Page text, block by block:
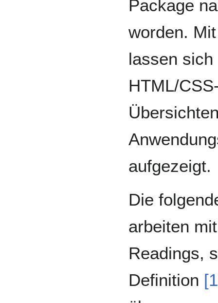
Package
worden.
lassen
HTML/
aufgezeigt.
Die
arbeiten
Readings,
Definition